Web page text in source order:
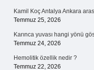
Kamil Koç Antalya Ankara
Temmuz 25, 2026
Karınca yuvası hangi yönü
Temmuz 24, 2026
Hemolitik özellik nedir ?
Temmuz 22, 2026